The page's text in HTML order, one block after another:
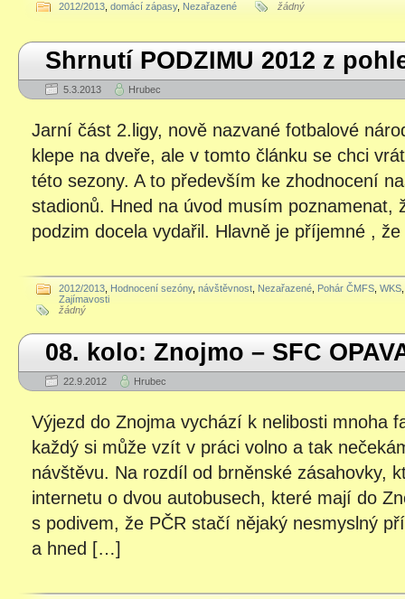
2012/2013 domácí zápasy, Nezařazené žádný
Shrnutí PODZIMU 2012 z
5.3.2013 Hrubec
Jarní část 2.ligy, nově nazvané fotbalové
klepe na dveře, ale v tomto článku se chci
této sezony. A to především ke zhodnocení
stadionů. Hned na úvod musím poznamenat,
podzim docela vydařil. Hlavně je příjemné ,
2012/2013 Hodnocení sezóny, návštěvnost Nezařazené Pohár ČMFS WKS
Zajímavosti
žádný
08. kolo: Znojmo – SFC
22.9.2012 Hrubec
Výjezd do Znojma vychází k nelibosti mnoha
každý si může vzít v práci volno a tak
návštěvu. Na rozdíl od brněnské zásahovky,
internetu o dvou autobusech, které mají do
s podivem, že PČR stačí nějaký nesmyslný
a hned […]